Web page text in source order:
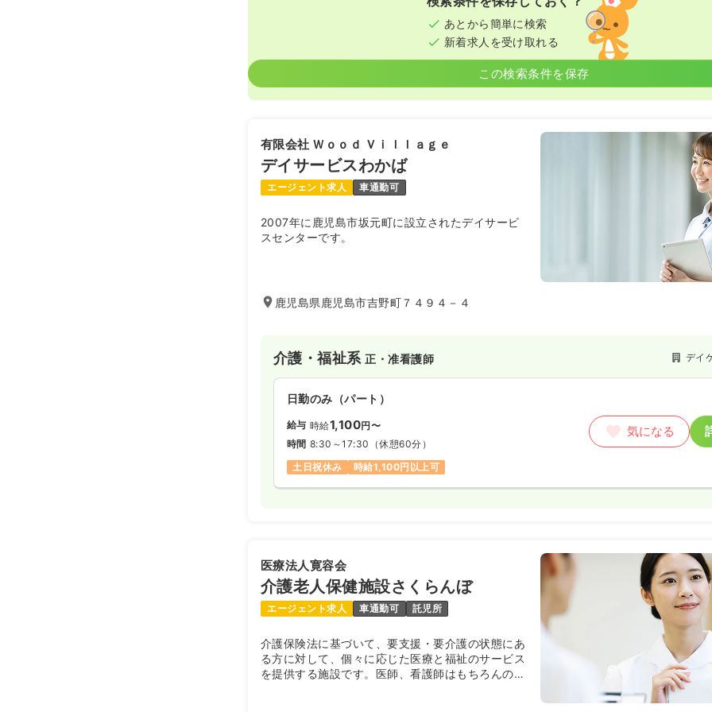
あとから簡単に検索
新着求人を受け取れる
この検索条件を保存
有限会社 Ｗｏｏｄ Ｖｉｌｌａｇｅ
デイサービスわかば
エージェント求人 車通勤可
2007年に鹿児島市坂元町に設立されたデイサービ
スセンターです。
鹿児島県鹿児島市吉野町７４９４－４
介護・福祉系正・准看護師 デイ
日勤のみ（パート）
給与 時給1,100円〜
時間 8:30～17:30 （休憩60分）
土日祝休み
時給1,100円以上可
気になる
医療法人寛容会
介護老人保健施設さくらんぼ
エージェント求人 車通勤可 託児所
介護保険法に基づいて、要支援・要介護の状態にあ
る方に対して、個々に応じた医療と福祉のサービス
を提供する施設です。医師、看護師はもちろんのこ